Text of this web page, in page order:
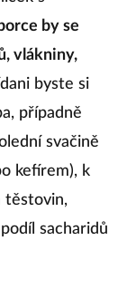
by se
vlákniny,
byste si
případně
svačině
kefírem), k
těstovin,
sacharidů